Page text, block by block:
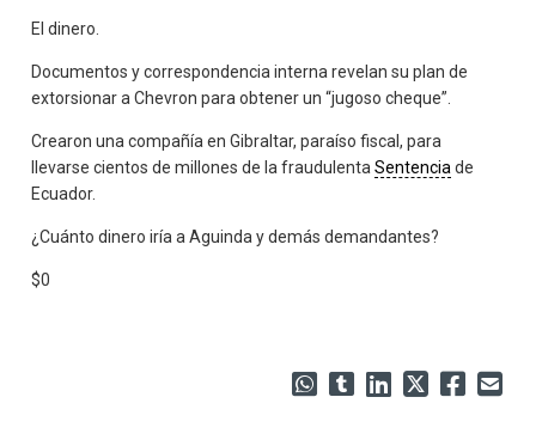
El dinero.
Documentos y correspondencia interna revelan su plan de
extorsionar a Chevron para obtener un “jugoso cheque”.
Crearon una compañía en Gibraltar, paraíso fiscal, para
llevarse cientos de millones de la fraudulentaSentencia de
Ecuador.
¿Cuánto dinero iría a Aguinda y demás demandantes?
$0